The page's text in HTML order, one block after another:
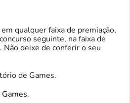
qualquer faixa de premiação,
seguinte, na faixa de
deixe de conferir o seu
de Games.
.